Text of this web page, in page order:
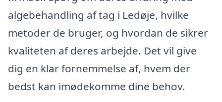
algebehandling af tag i Ledøje, hvilke
metoder de bruger, og hvordan de sikrer
kvaliteten af deres arbejde. Det vil give
dig en klar fornemmelse af, hvem der
bedst kan imødekomme dine behov.